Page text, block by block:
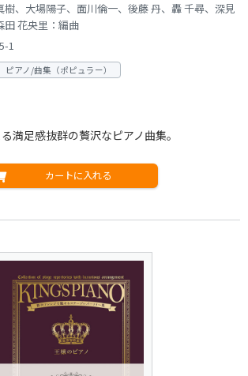
、大場陽子、面川倫一、後藤 丹、轟 千尋、深見
田 花央里：編曲
1
ピアノ/曲集（ポピュラー）
満足感抜群の贅沢なピアノ曲集。
カートに入れる